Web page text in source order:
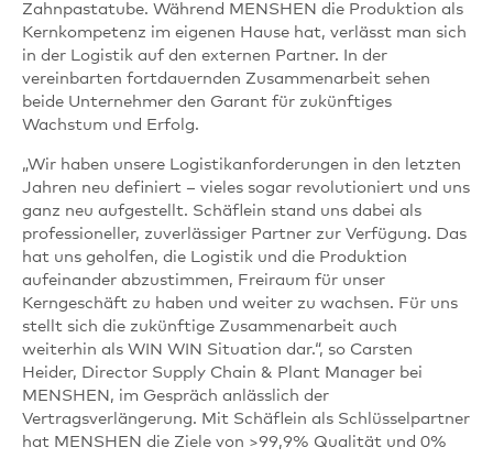
Zahnpastatube. Während MENSHEN die Produktion als
Kernkompetenz im eigenen Hause hat, verlässt man sich
in der Logistik auf den externen Partner. In der
vereinbarten fortdauernden Zusammenarbeit sehen
beide Unternehmer den Garant für zukünftiges
Wachstum und Erfolg.
„Wir haben unsere Logistikanforderungen in den letzten
Jahren neu definiert – vieles sogar revolutioniert und uns
ganz neu aufgestellt. Schäflein stand uns dabei als
professioneller, zuverlässiger Partner zur Verfügung. Das
hat uns geholfen, die Logistik und die Produktion
aufeinander abzustimmen, Freiraum für unser
Kerngeschäft zu haben und weiter zu wachsen. Für uns
stellt sich die zukünftige Zusammenarbeit auch
weiterhin als WIN WIN Situation dar.“, so Carsten
Heider, Director Supply Chain & Plant Manager bei
MENSHEN, im Gespräch anlässlich der
Vertragsverlängerung. Mit Schäflein als Schlüsselpartner
hat MENSHEN die Ziele von >99,9% Qualität und 0%